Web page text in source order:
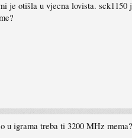
otišla u vjecna lovista.
u igrama treba ti 3200 MHz mema?